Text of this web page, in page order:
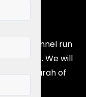
channel run
(WUI). We will
114 Surah of